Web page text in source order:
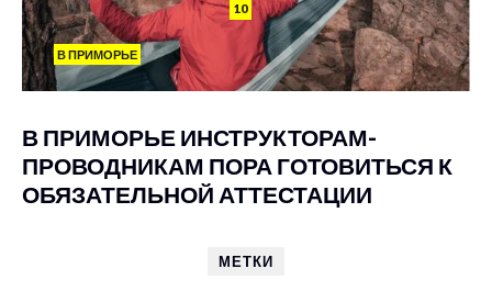
10
В ПРИМОРЬЕ
В ПРИМОРЬЕ ИНСТРУКТОРАМ-
ПРОВОДНИКАМ ПОРА ГОТОВИТЬСЯ К
ОБЯЗАТЕЛЬНОЙ АТТЕСТАЦИИ
МЕТКИ